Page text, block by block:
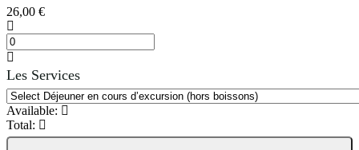
26,00 €
Les Services
Available:
Total: